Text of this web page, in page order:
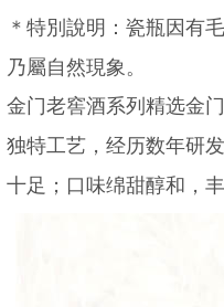
＊特別說明：瓷瓶因有
乃屬自然現象。
金门老窖酒系列精选金
独特工艺，经历数年研
十足；口味绵甜醇和，